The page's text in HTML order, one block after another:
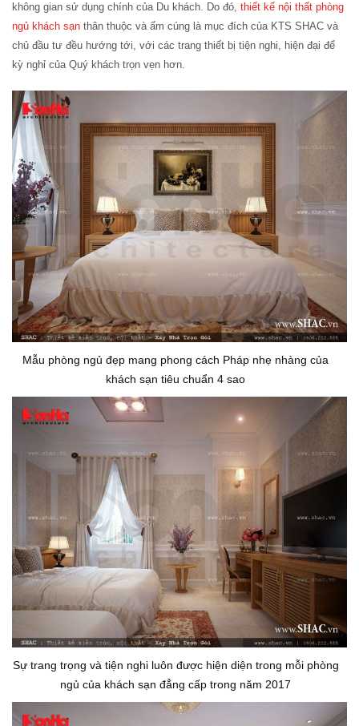
không gian sử dụng chính của Du khách. Do đó, thiết kế nội thất phòng
ngủ khách sạn thân thuộc và ấm cúng là mục đích của KTS SHAC và
chủ đầu tư đều hướng tới, với các trang thiết bị tiện nghi, hiện đại để
kỳ nghỉ của Quý khách trọn vẹn hơn.
Mẫu phòng ngủ đẹp mang phong cách Pháp nhẹ nhàng của
khách sạn tiêu chuẩn 4 sao
Sự trang trọng và tiện nghi luôn được hiện diện trong mỗi phòng
ngủ của khách sạn đẳng cấp trong năm 2017